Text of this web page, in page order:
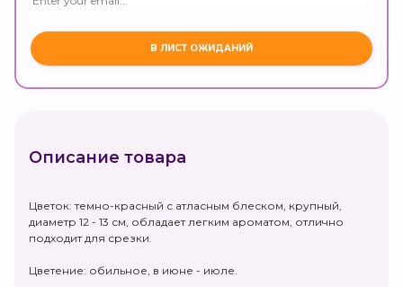
Описание товара
Цветок: темно-красный с атласным блеском, крупный,
диаметр 12 - 13 см, обладает легким ароматом, отлично
подходит для срезки.
Цветение: обильное, в июне - июле.